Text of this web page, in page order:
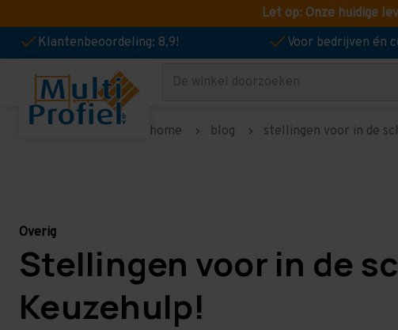
Let op: Onze huidige
Klantenbeoordeling: 8,9!
Voor bedrijven én
Zoeken
home blog stellingen voor in de
Overig
Stellingen voor in de
Keuzehulp!